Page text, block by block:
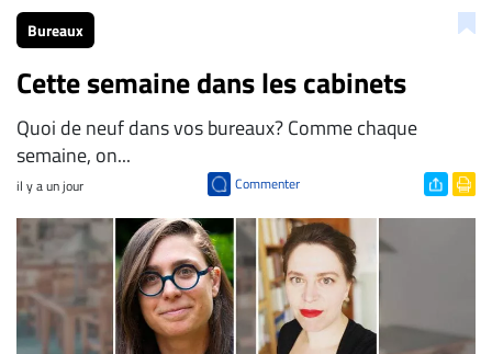
Bureaux
Cette semaine dans les cabinets
Quoi de neuf dans vos bureaux? Comme chaque
semaine, on...
il y a un jour Commenter